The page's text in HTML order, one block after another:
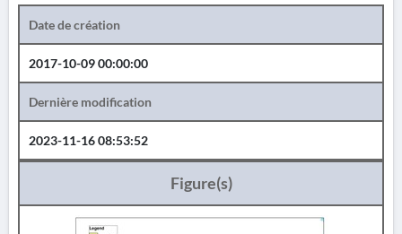
Date de création
2017-10-09 00:00:00
Dernière modification
2023-11-16 08:53:52
Figure(s)